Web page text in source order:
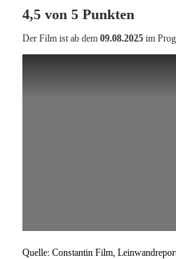
4,5 von 5 Punkten
Der Film ist ab dem 09.08.2025 im
Quelle: Constantin Film,